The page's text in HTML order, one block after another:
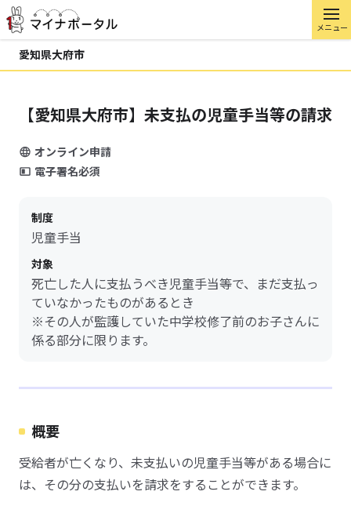
メニュー
愛知県大府市
【愛知県大府市】未支払の児童手当等の請求
オンライン申請
電子署名必須
制度
児童手当
対象
死亡した人に支払うべき児童手当等で、まだ支払っ
ていなかったものがあるとき
※その人が監護していた中学校修了前のお子さんに
係る部分に限ります。
概要
受給者が亡くなり、未支払いの児童手当等がある場合に
は、その分の支払いを請求をすることができます。